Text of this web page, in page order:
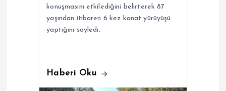
konuşmasını etkilediğini belirterek 87
yaşından itibaren 6 kez kanat yürüyüşü
yaptığını söyledi.
Haberi Oku